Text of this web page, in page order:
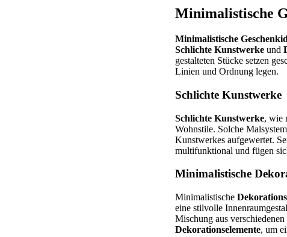
Minimalistische
Minimalistische
Schlichte Kunstwerke und
gestalteten Stücke setzen
Linien und Ordnung legen.
Schlichte Kunstwerke
Schlichte Kunstwerke, wie
Wohnstile. Solche
Kunstwerkes aufgewertet.
multifunktional und fügen
Minimalistische
Minimalistische
eine stilvolle
Mischung aus
Dekorationselemente, um